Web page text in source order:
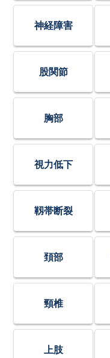
神経障害
股関節
胸部
視力低下
靱帯断裂
頚部
頸椎
上肢